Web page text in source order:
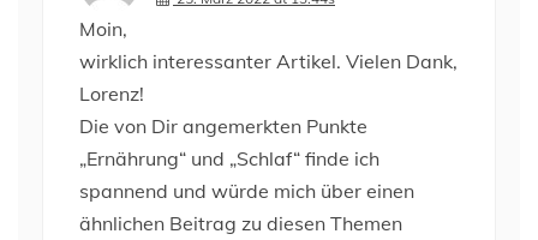
Moin,
wirklich interessanter Artikel. Vielen Dank,
Lorenz!
Die von Dir angemerkten Punkte
„Ernährung“ und „Schlaf“ finde ich
spannend und würde mich über einen
ähnlichen Beitrag zu diesen Themen